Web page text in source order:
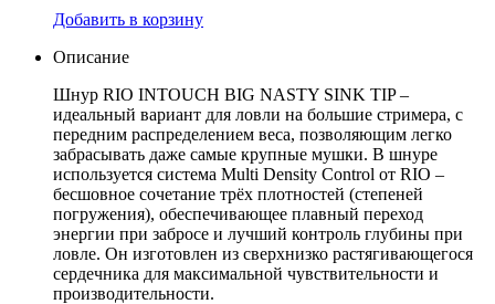
Добавить в корзину
Описание
Шнур RIO INTOUCH BIG NASTY SINK TIP –
идеальный вариант для ловли на большие стримера, с
передним распределением веса, позволяющим легко
забрасывать даже самые крупные мушки. В шнуре
используется система Multi Density Control от RIO –
бесшовное сочетание трёх плотностей (степеней
погружения), обеспечивающее плавный переход
энергии при забросе и лучший контроль глубины при
ловле. Он изготовлен из сверхнизко растягивающегося
сердечника для максимальной чувствительности и
производительности.